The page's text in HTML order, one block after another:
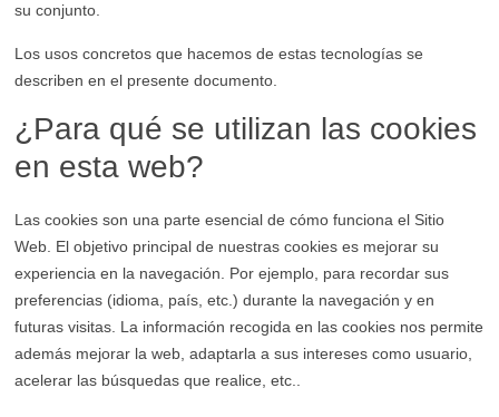
su conjunto.
Los usos concretos que hacemos de estas tecnologías se
describen en el presente documento.
¿Para qué se utilizan las cookies
en esta web?
Las cookies son una parte esencial de cómo funciona el Sitio
Web. El objetivo principal de nuestras cookies es mejorar su
experiencia en la navegación. Por ejemplo, para recordar sus
preferencias (idioma, país, etc.) durante la navegación y en
futuras visitas. La información recogida en las cookies nos permite
además mejorar la web, adaptarla a sus intereses como usuario,
acelerar las búsquedas que realice, etc..